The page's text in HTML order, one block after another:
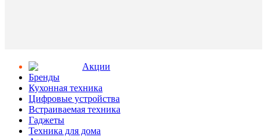
Aкции
Бренды
Кухонная техника
Цифровые устройства
Встраиваемая техника
Гаджеты
Техника для дома